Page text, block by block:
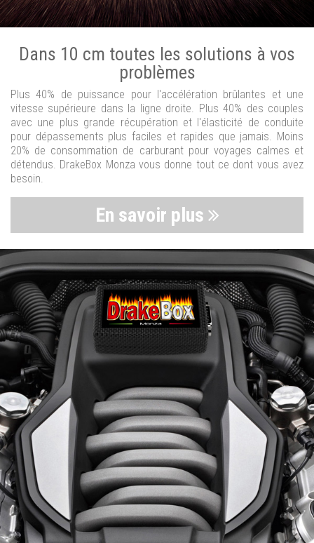
Dans 10 cm toutes les solutions à vos
problèmes
Plus 40% de puissance pour l'accélération brûlantes et une
vitesse supérieure dans la ligne droite. Plus 40% des couples
avec une plus grande récupération et l'élasticité de conduite
pour dépassements plus faciles et rapides que jamais. Moins
20% de consommation de carburant pour voyages calmes et
détendus. DrakeBox Monza vous donne tout ce dont vous avez
besoin.
En savoir plus